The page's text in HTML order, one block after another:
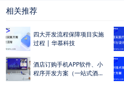
相关推荐
>
四大开发流程保障项目实施
过程 | 华慕科技
>
>
酒店订购手机APP软件、小
程序开发方案（一站式酒店
>